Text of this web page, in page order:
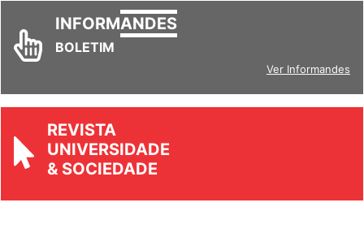
INFORMANDES
BOLETIM
Ver Informandes
REVISTA
UNIVERSIDADE
& SOCIEDADE